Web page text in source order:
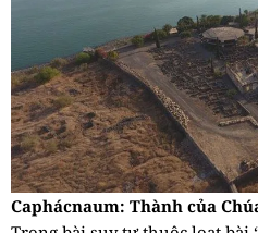
Caphácnaum: Thành của